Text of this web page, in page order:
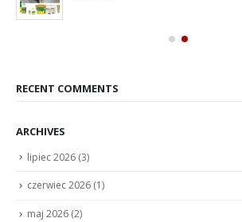
RECENT COMMENTS
ARCHIVES
lipiec 2026 (3)
czerwiec 2026 (1)
maj 2026 (2)